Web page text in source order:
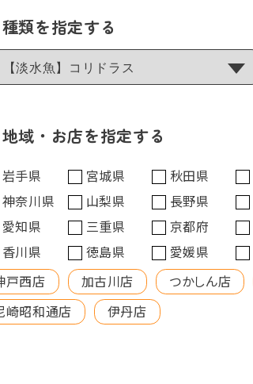
種類を指定する
地域・お店を指定する
岩手県 宮城県 秋田県
神奈川県
山梨県 長野県
愛知県
三重県 京都府
香川県
徳島県 愛媛県
戸西店
加古川店 つかしん店
崎昭和通店
伊丹店